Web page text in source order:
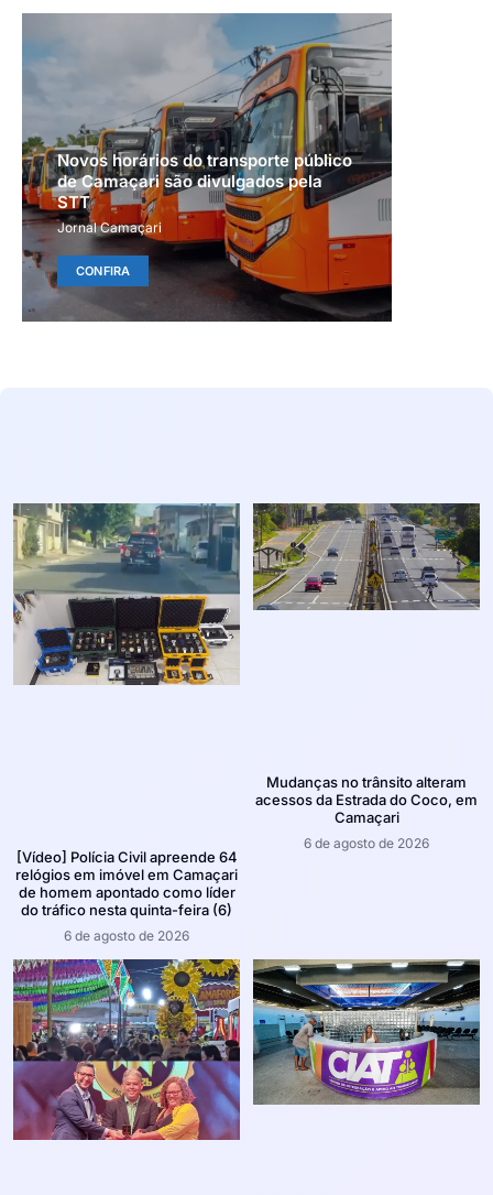
Novos horários do transporte público
de Camaçari são divulgados pela
STT
Jornal Camaçari
CONFIRA
[Vídeo] Polícia Civil apreende 64
relógios em imóvel em Camaçari
de homem apontado como líder
do tráfico nesta quinta-feira (6)
6 de agosto de 2026
Mudanças no trânsito alteram
acessos da Estrada do Coco, em
Camaçari
6 de agosto de 2026